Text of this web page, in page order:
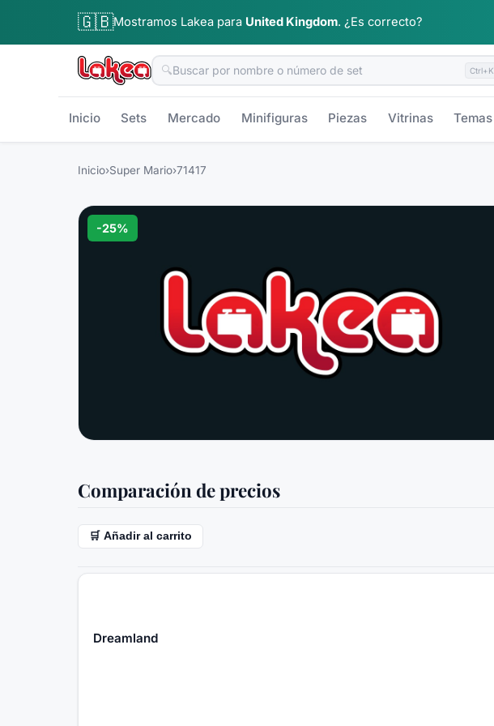
🇬🇧Mostramos Lakea para United Kingdom. ¿Es correcto?
🔍 Ctrl+K
Inicio Sets Mercado Minifiguras Piezas Vitrinas Temas
Inicio›Super Mario›71417
-25%
Comparación de precios
🛒 Añadir al carrito
Dreamland